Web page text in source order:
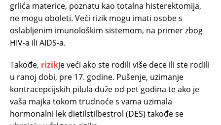
grlića materice, poznatu kao totalna histerektomija,
ne mogu oboleti. Veći rizik mogu imati osobe s
oslabljenim imunološkim sistemom, na primer zbog
HIV-a ili AIDS-a.
Takođe, rizikje veći ako ste rodili više dece ili ste rodili
u ranoj dobi, pre 17. godine. Pušenje, uzimanje
kontracepcijskih pilula duže od pet godina te ako je
vaša majka tokom trudnoće s vama uzimala
hormonalni lek dietilstilbestrol (DES) takođe se